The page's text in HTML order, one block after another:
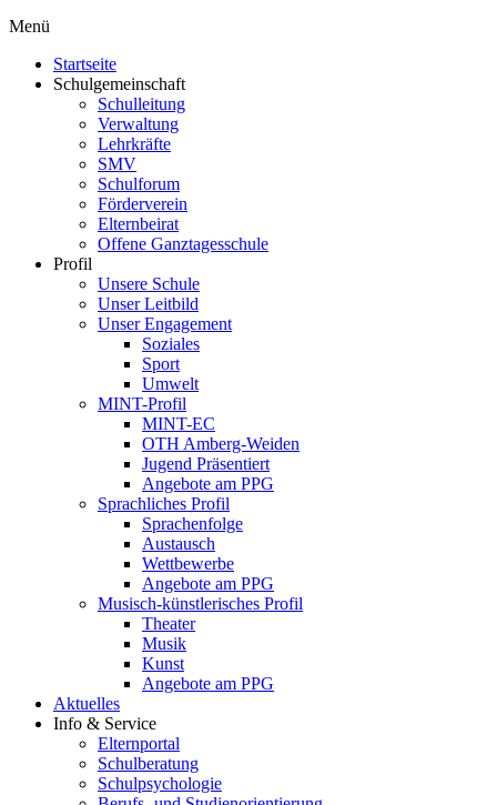
Menü
Startseite
Schulgemeinschaft
Schulleitung
Verwaltung
Lehrkräfte
SMV
Schulforum
Förderverein
Elternbeirat
Offene Ganztagesschule
Profil
Unsere Schule
Unser Leitbild
Unser Engagement
Soziales
Sport
Umwelt
MINT-Profil
MINT-EC
OTH Amberg-Weiden
Jugend Präsentiert
Angebote am PPG
Sprachliches Profil
Sprachenfolge
Austausch
Wettbewerbe
Angebote am PPG
Musisch-künstlerisches Profil
Theater
Musik
Kunst
Angebote am PPG
Aktuelles
Info & Service
Elternportal
Schulberatung
Schulpsychologie